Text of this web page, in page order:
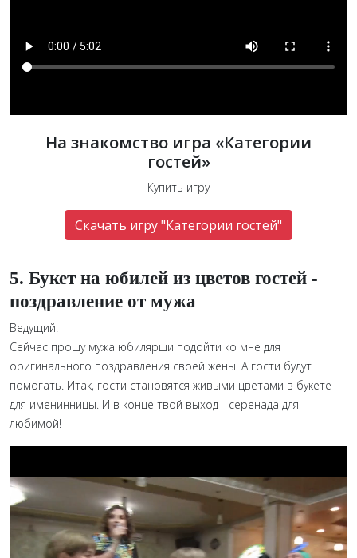
На знакомство игра «Категории
гостей»
Купить игру
Скачать игру "Категории гостей"
5. Букет на юбилей из цветов гостей -
поздравление от мужа
Ведущий:
Сейчас прошу мужа юбилярши подойти ко мне для
оригинального поздравления своей жены. А гости будут
помогать. Итак, гости становятся живыми цветами в букете
для именинницы. И в конце твой выход - серенада для
любимой!